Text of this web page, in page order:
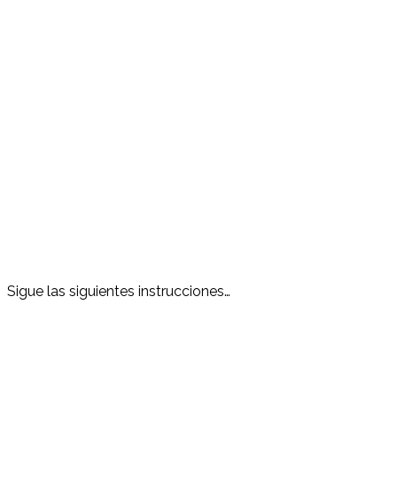
Sigue las siguientes instrucciones…